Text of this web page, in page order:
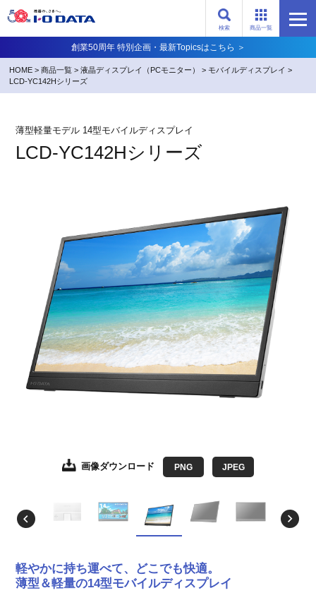
検索 商品一覧
創業50周年 特別企画・最新Topicsはこちら ＞
HOME >商品一覧 >液晶ディスプレイ（PCモニター） >モバイルディスプレイ >
LCD-YC142Hシリーズ
薄型軽量モデル 14型モバイルディスプレイ
LCD-YC142Hシリーズ
画像ダウンロード PNG JPEG
画像ダウンロード
画像ダウンロード
画像ダウンロード
画像ダウンロード
画像ダウンロード
軽やかに持ち運べて、どこでも快適。
薄型＆軽量の14型モバイルディスプレイ